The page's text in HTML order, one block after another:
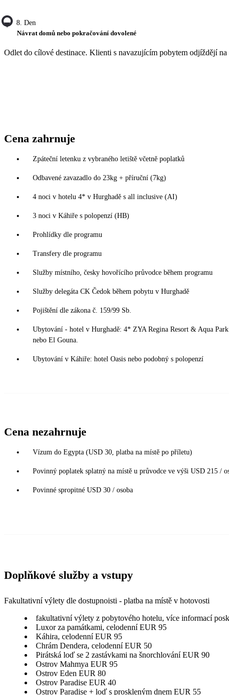
8. Den
Návrat domů nebo pokračování dovolené
Odlet do cílové destinace. Klienti s navazujícím pobytem odjíždějí
Cena zahrnuje
Zpáteční letenku z vybraného letiště včetně poplatků
Odbavené zavazadlo do 23kg + příruční (7kg)
4 noci v hotelu 4* v Hurghadě s all inclusive (AI)
3 noci v Káhiře s polopenzí (HB)
Prohlídky dle programu
Transfery dle programu
Služby místního, česky hovořícího průvodce během programu
Služby delegáta CK Čedok během pobytu v Hurghadě
Pojištění dle zákona č. 159/99 Sb.
Ubytování - hotel v Hurghadě: 4* ZYA Regina Resort & Aqua
nebo El Gouna.
Ubytování v Káhiře: hotel Oasis nebo podobný s polopenzí
Cena nezahrnuje
Vízum do Egypta (USD 30, platba na místě po příletu)
Povinný poplatek splatný na místě u průvodce ve výši USD 215 /
Povinné spropitné USD 30 / osoba
Doplňkové služby a vstupy
Fakultativní výlety dle dostupnoisti - platba na místě v hotovosti
fakultativní výlety z pobytového hotelu, více informací
Luxor za památkami, celodenní EUR 95
Káhira, celodenní EUR 95
Chrám Dendera, celodenní EUR 50
Pirátská loď se 2 zastávkami na šnorchlování EUR 90
Ostrov Mahmya EUR 95
Ostrov Eden EUR 80
Ostrov Paradise EUR 40
Ostrov Paradise + loď s proskleným dnem EUR 55